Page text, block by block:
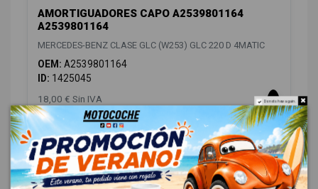
AMORTIGUADORES CAPO A2539801164
A2539801164
MERCEDES-BENZ CLASE GLC (W253) GLC 220 D 4MATIC
OEM: A2539801164
ID: 1425045
18,00 € Sin IVA
21,78 € Con IVA
Do not show again.